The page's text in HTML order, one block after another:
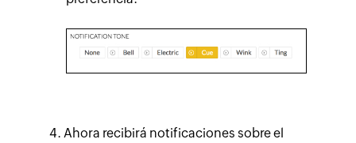
Ahora recibirá notificaciones sobre el